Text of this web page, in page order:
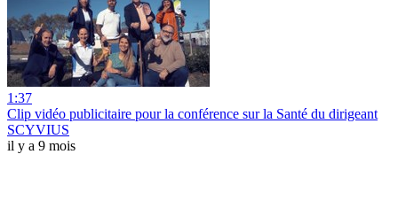
1:37
Clip vidéo publicitaire pour la conférence sur la Santé du dirigeant
SCYVIUS
il y a 9 mois